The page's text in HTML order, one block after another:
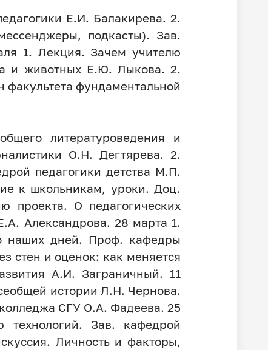
Е.И. Балакирева. 2.
подкасты). Зав.
1. Лекция. Зачем учителю
и животных Е.Ю. Лыкова. 2.
фундаментальной
литературоведения и
О.Н. Дегтярева. 2.
педагогики детства М.П.
к школьникам, уроки. Доц.
проекта. О педагогических
Александрова. 28 марта 1.
наших дней. Проф. кафедры
стен и оценок: как меняется
А.И. Заграничный. 11
истории Л.Н. Чернова.
СГУ О.А. Фадеева. 25
Зав. кафедрой
Личность и факторы,